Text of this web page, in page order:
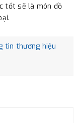
tốt sẽ là món đồ
tin thương hiệu